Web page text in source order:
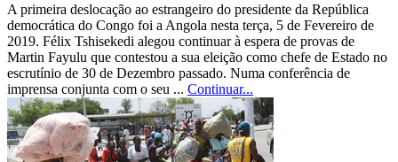
A primeira deslocação ao estrangeiro do presidente da República
democrática do Congo foi a Angola nesta terça, 5 de Fevereiro de
2019. Félix Tshisekedi alegou continuar à espera de provas de
Martin Fayulu que contestou a sua eleição como chefe de Estado no
escrutínio de 30 de Dezembro passado. Numa conferência de
imprensa conjunta com o seu ... Continuar...